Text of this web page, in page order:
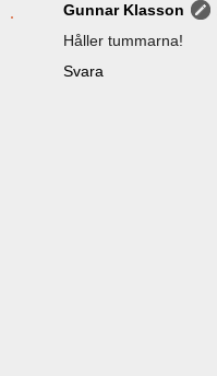
Gunnar Klasson
Håller tummarna!
Svara